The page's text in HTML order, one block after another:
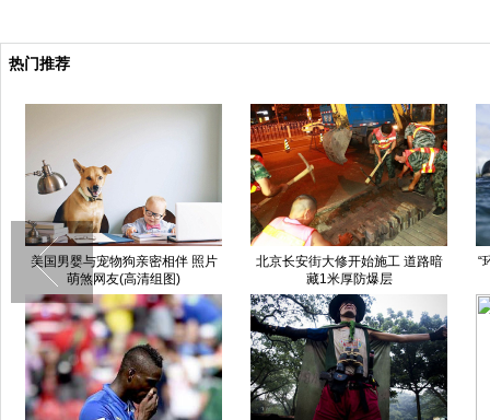
热门推荐
美国男婴与宠物狗亲密相伴 照片
萌煞网友(高清组图)
北京长安街大修开始施工 道路暗
藏1米厚防爆层
“